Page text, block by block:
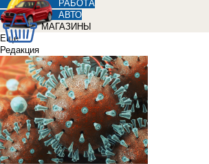
РАБОТА
АВТО
МАГАЗИНЫ
Еще
Редакция